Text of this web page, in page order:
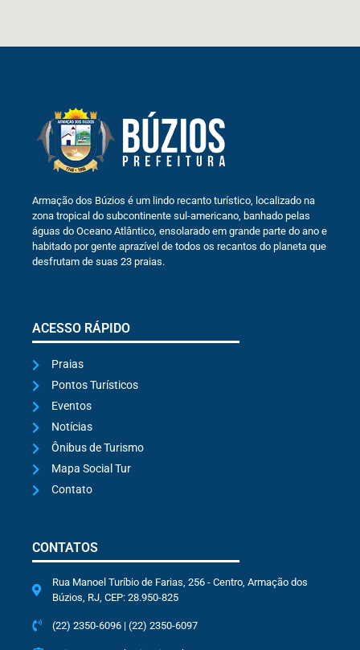
Armação dos Búzios é um lindo recanto turístico, localizado na
zona tropical do subcontinente sul-americano, banhado pelas
águas do Oceano Atlântico, ensolarado em grande parte do ano e
habitado por gente aprazível de todos os recantos do planeta que
desfrutam de suas 23 praias.
ACESSO RÁPIDO
Praias
Pontos Turísticos
Eventos
Notícias
Ônibus de Turismo
Mapa Social Tur
Contato
CONTATOS
Rua Manoel Turíbio de Farias, 256 - Centro, Armação dos
Búzios, RJ, CEP: 28.950-825
(22) 2350-6096 | (22) 2350-6097